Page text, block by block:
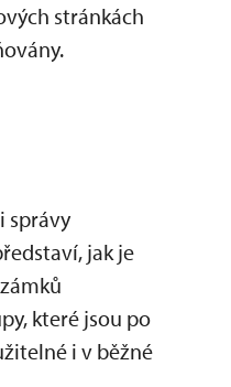
stránkách
správy
jak je
které jsou po
i v běžné